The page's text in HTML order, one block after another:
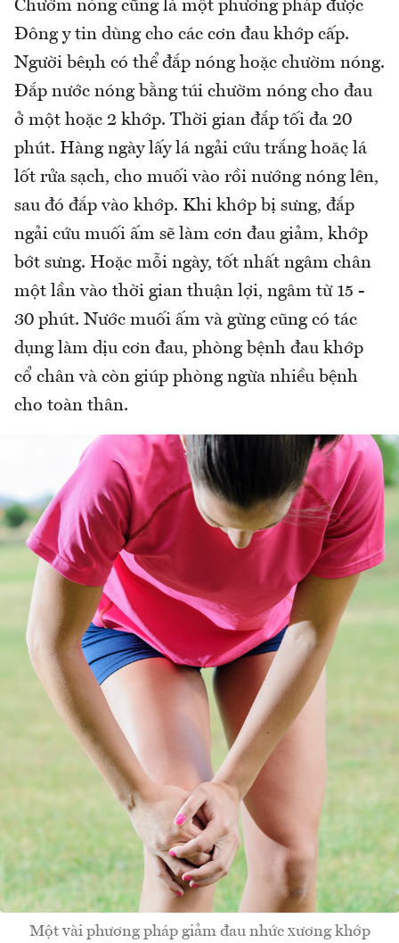
Chườm nóng cũng là một phương pháp được
Đông y tin dùng cho các cơn đau khớp cấp.
Người bệnh có thể đắp nóng hoặc chườm nóng.
Đắp nước nóng bằng túi chườm nóng cho đau
ở một hoặc 2 khớp. Thời gian đắp tối đa 20
phút. Hàng ngày lấy lá ngải cứu trắng hoặc lá
lốt rửa sạch, cho muối vào rồi nướng nóng lên,
sau đó đắp vào khớp. Khi khớp bị sưng, đắp
ngải cứu muối ấm sẽ làm cơn đau giảm, khớp
bớt sưng. Hoặc mỗi ngày, tốt nhất ngâm chân
một lần vào thời gian thuận lợi, ngâm từ 15 -
30 phút. Nước muối ấm và gừng cũng có tác
dụng làm dịu cơn đau, phòng bệnh đau khớp
cổ chân và còn giúp phòng ngừa nhiều bệnh
cho toàn thân.
Một vài phương pháp giảm đau nhức xương khớp